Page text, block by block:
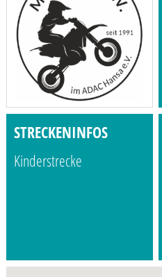
STRECKENINFOS
Kinderstrecke